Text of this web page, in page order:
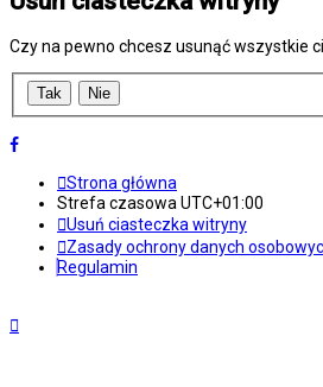
Czy na pewno chcesz usunąć wszystkie
Strona główna
Strefa czasowaUTC+01:00
Usuń ciasteczka witryny
Zasady ochrony danych
Regulamin